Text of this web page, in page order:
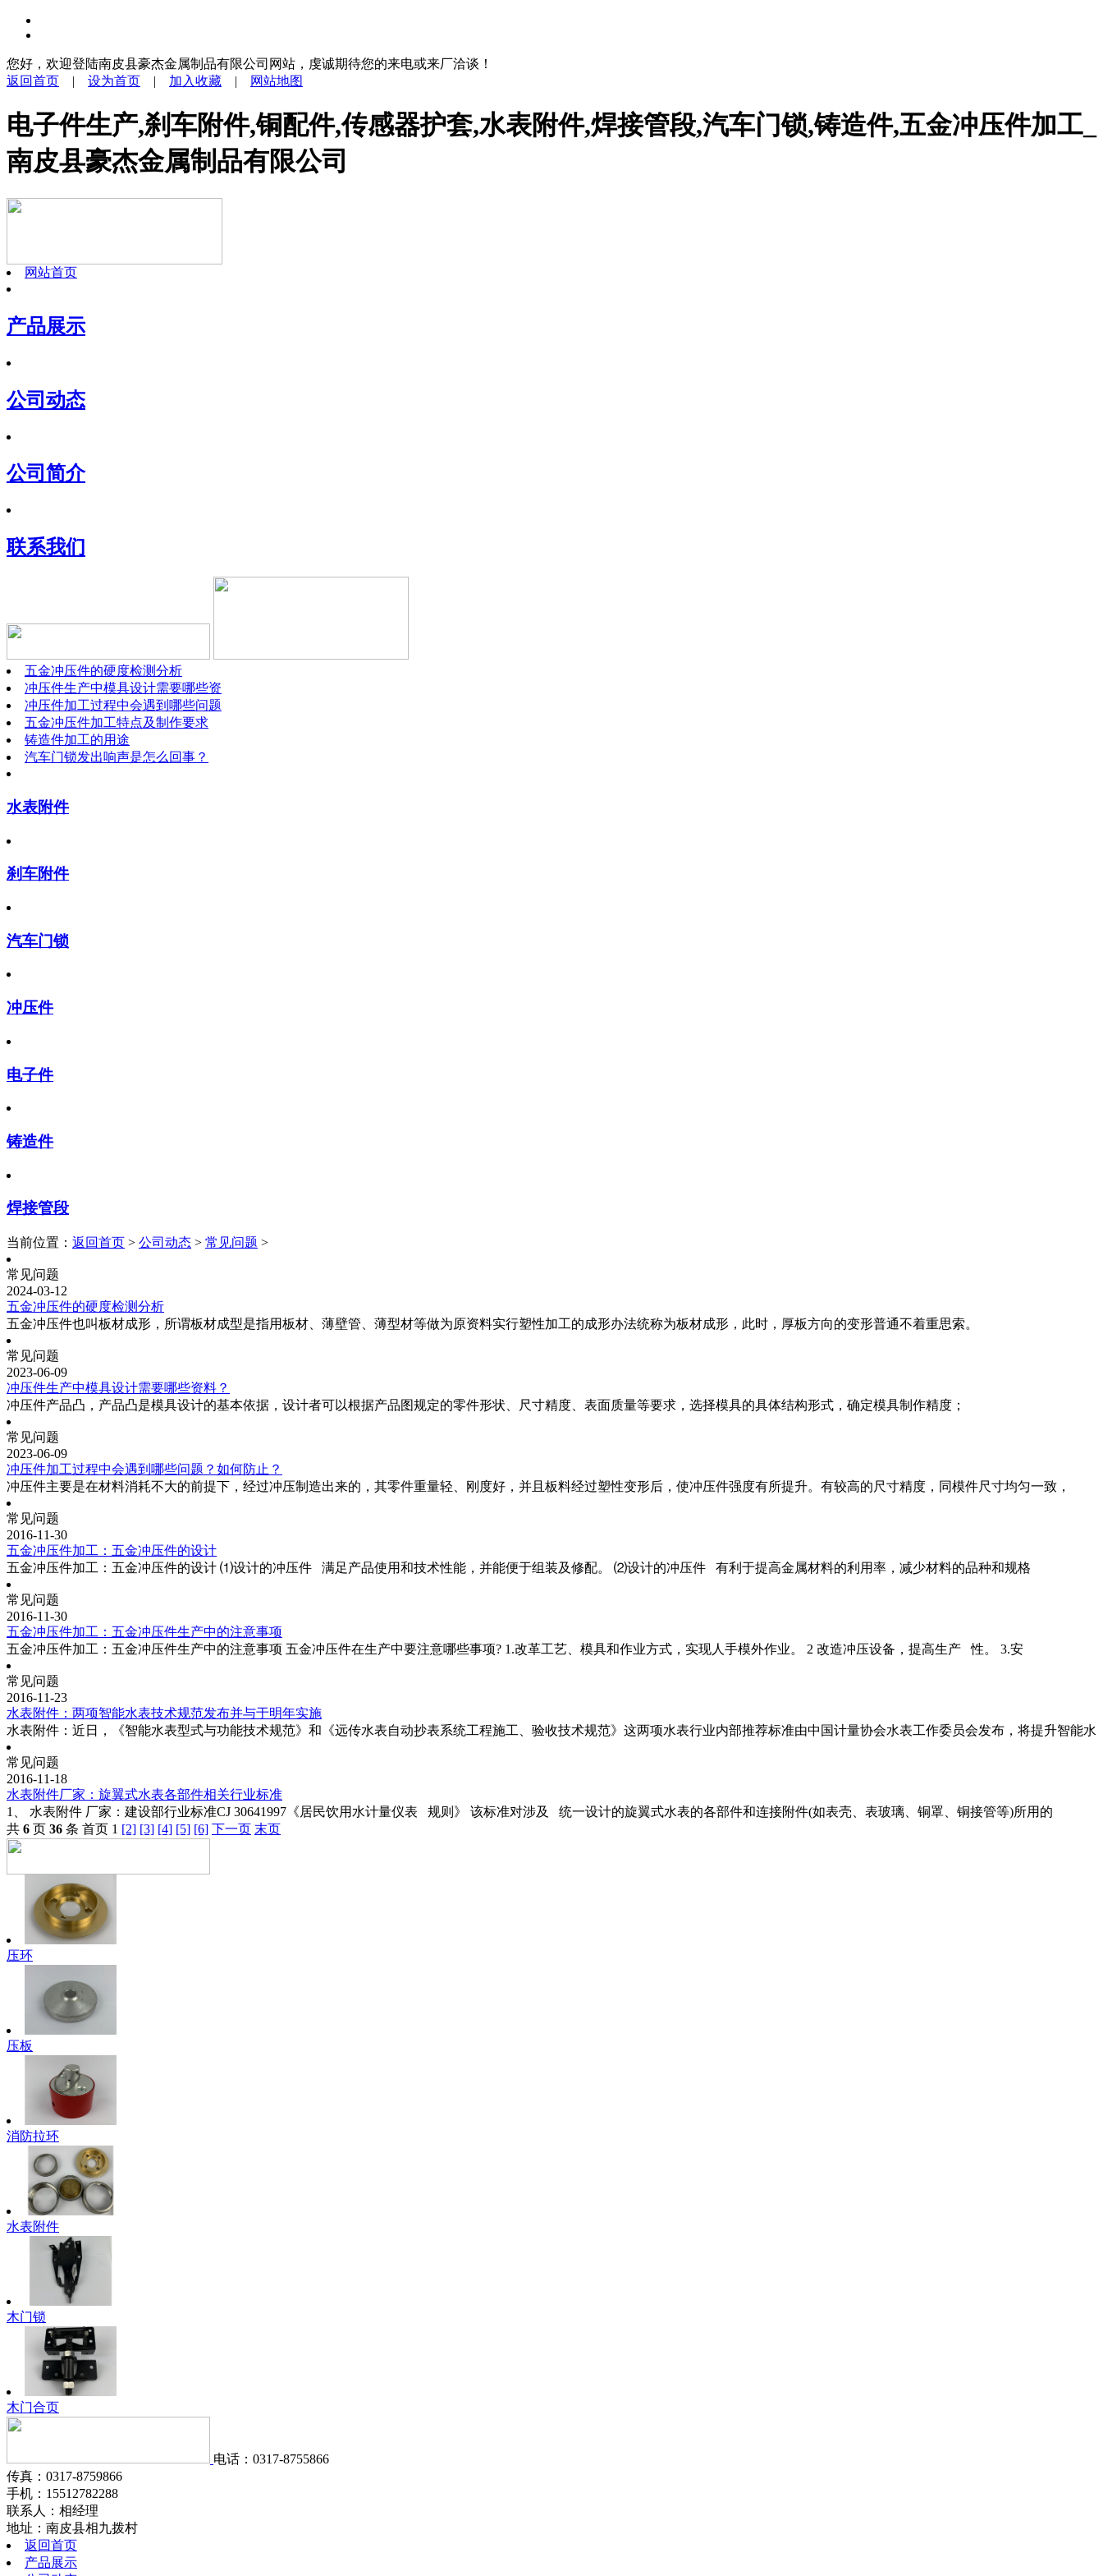
您好，欢迎登陆南皮县豪杰金属制品有限公司网站，虔诚期待您的来电或来厂洽谈！
返回首页 | 设为首页 | 加入收藏 | 网站地图
电子件生产,刹车附件,铜配件,传感器护套,水表附件,焊接管段,汽车门锁,铸造件,五金冲压件加工_
南皮县豪杰金属制品有限公司
网站首页
产品展示
公司动态
公司简介
联系我们
五金冲压件的硬度检测分析
冲压件生产中模具设计需要哪些资
冲压件加工过程中会遇到哪些问题
五金冲压件加工特点及制作要求
铸造件加工的用途
汽车门锁发出响声是怎么回事？
水表附件
刹车附件
汽车门锁
冲压件
电子件
铸造件
焊接管段
当前位置： 返回首页 > 公司动态 > 常见问题 >
常见问题
2024-03-12
五金冲压件的硬度检测分析
五金冲压件也叫板材成形，所谓板材成型是指用板材、薄壁管、薄型材等做为原资料实行塑性加工的成形办法统称为板材成形，此时，厚板方向的变形普通不着重思索。
常见问题
2023-06-09
冲压件生产中模具设计需要哪些资料？
冲压件产品凸，产品凸是模具设计的基本依据，设计者可以根据产品图规定的零件形状、尺寸精度、表面质量等要求，选择模具的具体结构形式，确定模具制作精度；
常见问题
2023-06-09
冲压件加工过程中会遇到哪些问题？如何防止？
冲压件主要是在材料消耗不大的前提下，经过冲压制造出来的，其零件重量轻、刚度好，并且板料经过塑性变形后，使冲压件强度有所提升。有较高的尺寸精度，同模件尺寸均匀一致，
常见问题
2016-11-30
五金冲压件加工：五金冲压件的设计
五金冲压件加工：五金冲压件的设计 ⑴设计的冲压件 满足产品使用和技术性能，并能便于组装及修配。 ⑵设计的冲压件 有利于提高金属材料的利用率，减少材料的品种和规格
常见问题
2016-11-30
五金冲压件加工：五金冲压件生产中的注意事项
五金冲压件加工：五金冲压件生产中的注意事项 五金冲压件在生产中要注意哪些事项? 1.改革工艺、模具和作业方式，实现人手模外作业。 2 改造冲压设备，提高生产 性。 3.安
常见问题
2016-11-23
水表附件：两项智能水表技术规范发布并与于明年实施
水表附件：近日，《智能水表型式与功能技术规范》和《远传水表自动抄表系统工程施工、验收技术规范》这两项水表行业内部推荐标准由中国计量协会水表工作委员会发布，将提升智能水
常见问题
2016-11-18
水表附件厂家：旋翼式水表各部件相关行业标准
1、 水表附件 厂家：建设部行业标准CJ 30641997《居民饮用水计量仪表 规则》 该标准对涉及 统一设计的旋翼式水表的各部件和连接附件(如表壳、表玻璃、铜罩、铜接管等)所用的
共 6 页 36 条 首页 1 [2] [3] [4] [5] [6] 下一页 末页
压环
压板
消防拉环
水表附件
木门锁
木门合页
电话：0317-8755866
传真：0317-8759866
手机：15512782288
联系人：相经理
地址：南皮县相九拨村
返回首页
产品展示